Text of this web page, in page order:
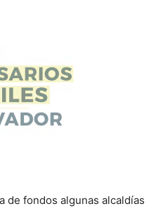
de fondos algunas alcaldías